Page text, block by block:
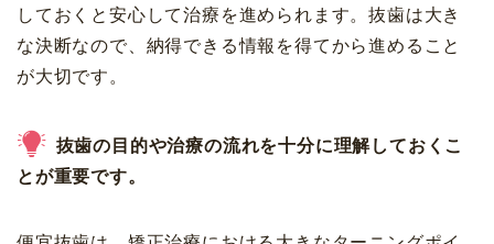
しておくと安心して治療を進められます。抜歯は大き
な決断なので、納得できる情報を得てから進めること
が大切です。
抜歯の目的や治療の流れを十分に理解しておくこ
とが重要です。